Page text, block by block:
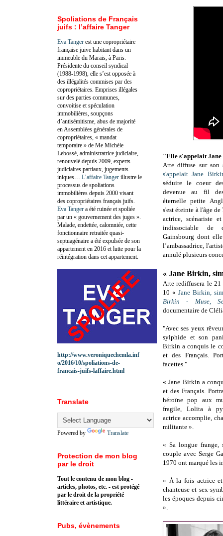
"Elle s'appelait
Arte diffuse sur son
s'appelait Jane
séduire le coeur
devenue au fil
éternelle petite
s'est éteinte à l'âge de
actrice, scénariste
indissociable de
Gainsbourg dont
l’ambassadrice,
annulé plusieurs
« Jane Birkin,
Arte rediffusera le
10 « Jane Birkin,
Birkin - Muse,
documentaire de
"Avec ses yeux
sylphide et son
Birkin a conquis le
et des Français.
facettes."
« Jane Birkin a
et des Français.
héroïne pop aux
fragile, Lolita à
actrice accomplie,
militante ».
« Sa longue frange,
couple avec Serge
1970 ont marqué les
« À la fois actrice
chanteuse et sex-
les époques depuis
».
Spoliations de Français
juifs : l’affaire Tanger
Eva Tanger est une copropriétaire
française juive habitant dans un
immeuble du Marais, à Paris.
Présidente du conseil syndical
(1988-1998), elle s’est opposée à
des illégalités commises par des
copropriétaires. Emprises illégales
sur des parties communes,
convoitise et spéculation
immobilières, soupçons
d’antisémitisme, abus de majorité
en Assemblées générales de
copropriétaires, « mandat
temporaire » de Me Michèle
Lebossé, administratrice judiciaire,
renouvelé depuis 2009, experts
judiciaires partiaux, jugements
iniques… L’affaire Tanger illustre le
processus de spoliations
immobilières depuis 2000 visant
des copropriétaires français juifs.
Eva Tanger a été ruinée et spoliée
par un « gouvernement des juges ».
Malade, endettée, calomniée, cette
fonctionnaire retraitée quasi-
septuagénaire a été expulsée de son
appartement en 2016 et lutte pour la
réintégration dans cet appartement.
http://www.veroniquechemla.inf
o/2016/10/spoliations-de-
francais-juifs-laffaire.html
Translate
Powered by Translate
Protection de mon blog
par le droit
Tout le contenu de mon blog -
articles, photos, etc. - est protégé
par le droit de la propriété
littéraire et artistique.
Pubs, évènements